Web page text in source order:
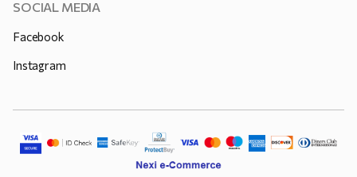
SOCIAL MEDIA
Facebook
Instagram